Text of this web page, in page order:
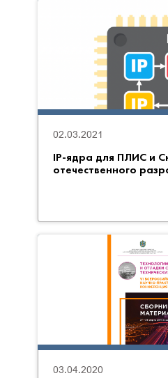
IP-ядра для ПЛИС и
отечественного
02.03.2021
03.04.2020